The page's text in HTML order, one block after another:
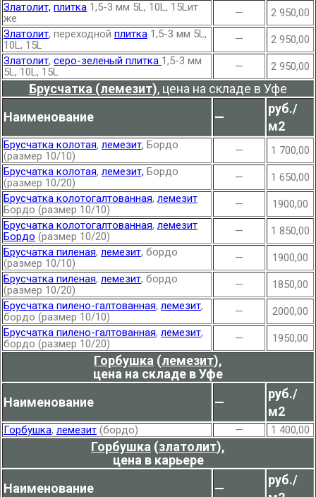
Златолит, плитка 1,5-3 мм 5L, 10L, 15Lит
же
—
2 950,00
Златолит, переходной плитка 1,5-3 мм 5L,
10L, 15L
—
2 950,00
Златолит, серо-зеленый плитка 1,5-3 мм
5L, 10L, 15L
— 2 950,00
Брусчатка (лемезит), цена на складе в Уфе
Наименование
—
руб./
м2
Брусчатка колотая, лемезит, Бордо
(размер 10/10)
—
1 700,00
Брусчатка колотая, лемезит, Бордо
(размер 10/20)
—
1 650,00
Брусчатка колотогалтованная, лемезит
Бордо (размер 10/10)
—
1900,00
Брусчатка колотогалтованная, лемезит
Бордо (размер 10/20) —
1 850,00
Брусчатка пиленая, лемезит, бордо
(размер 10/10)
—
1900,00
Брусчатка пиленая, лемезит, бордо
(размер 10/20)
—
1850,00
Брусчатка пилено-галтованная, лемезит,
бордо (размер 10/10)
—
2000,00
Брусчатка пилено-галтованная, лемезит,
бордо (размер 10/20)
— 1950,00
Горбушка (лемезит),
цена на складе в Уфе
Наименование
—
руб./
м2
Горбушка, лемезит (бордо) — 1 400,00
Горбушка (златолит),
цена в карьере
Наименование
—
руб./